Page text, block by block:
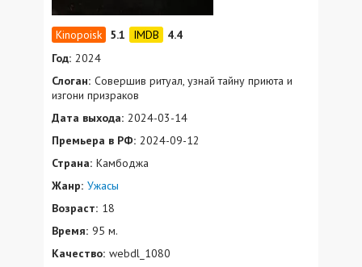
5.1
4.4
Год: 2024
Слоган: Совершив ритуал, узнай тайну приюта и
изгони призраков
Дата выхода: 2024-03-14
Премьера в РФ: 2024-09-12
Страна: Камбоджа
Жанр: Ужасы
Возраст: 18
Время: 95 м.
Качество: webdl_1080